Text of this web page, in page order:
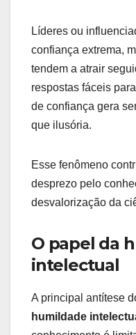
Líderes ou
confiança extrema,
tendem a atrair
respostas fáceis
de confiança gera
que ilusória.
Esse fenômeno
desprezo pelo
desvalorização da
O papel da
intelectual
A principal antítese
humildade